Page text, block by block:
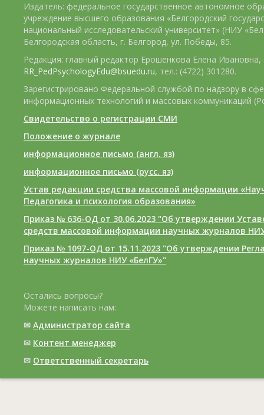
Издатель: федеральное государственное автономное
учреждение высшего образования «Белгородский
национальный исследовательский университет» (НИУ
Белгородская область, г. Белгород, ул. Победы, 85.
Редакция: главный редактор Ерошенкова Елена Ивановна,
RR_PedPsychologyEdu@bsuedu.ru, тел.: (4722) 301280.
Зарегистрировано Федеральной службой по надзору в
информационных технологий и массовых коммуникаций
Свидетельство о регистрации СМИ
Положение о журнале
информационное письмо (англ. яз)
информационное письмо (русс. яз)
Устав редакции средства массовой информации
Педагогика и психология образования»
Приказ № 636-ОД от 30.06.2023 "Об утверждении
средств массовой информации научных журналов
Приказ № 1097-ОД от 15.11.2023 "Об утверждении
научных журналов НИУ «БелГУ»"
Остались вопросы?
Можете написать нам:
✉ Администратор сайта
✉ Контент менеджер
✉ Ответственный cекретарь